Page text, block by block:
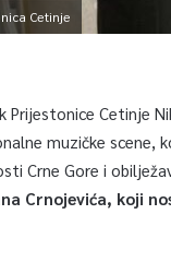
Cetinje
Prijestonice Cetinje
muzičke scene,
Crne Gore i
Crnojevića, koji